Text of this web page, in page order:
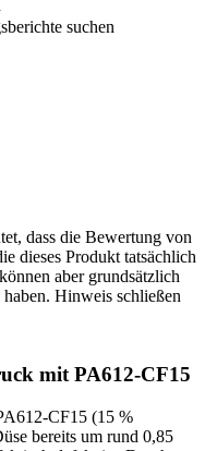
suchen
dass die Bewertung von
dieses Produkt tatsächlich
aber grundsätzlich
Hinweis schließen
mit PA612-CF15
CF15 (15 %
bereits um rund 0,85